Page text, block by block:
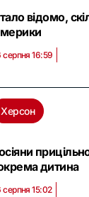
відомо,
серпня 16:59
Херсон
дитина
серпня 15:02